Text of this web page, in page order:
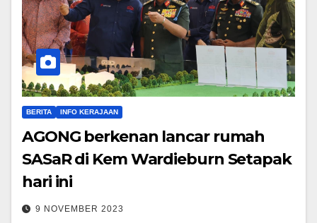
BERITA INFO KERAJAAN
AGONG berkenan lancar rumah
SASaR di Kem Wardieburn Setapak
hari ini
9 NOVEMBER 2023